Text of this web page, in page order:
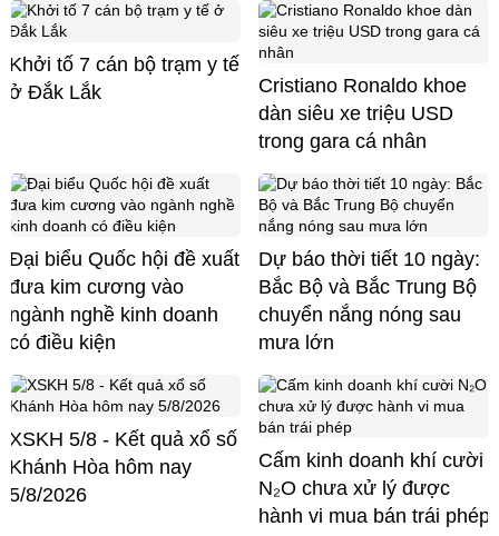
Khởi tố 7 cán bộ trạm y tế
ở Đắk Lắk
Cristiano Ronaldo khoe
dàn siêu xe triệu USD
trong gara cá nhân
Đại biểu Quốc hội đề xuất
đưa kim cương vào
ngành nghề kinh doanh
có điều kiện
Dự báo thời tiết 10 ngày:
Bắc Bộ và Bắc Trung Bộ
chuyển nắng nóng sau
mưa lớn
XSKH 5/8 - Kết quả xổ số
Khánh Hòa hôm nay
5/8/2026
Cấm kinh doanh khí cười
N₂O chưa xử lý được
hành vi mua bán trái phép